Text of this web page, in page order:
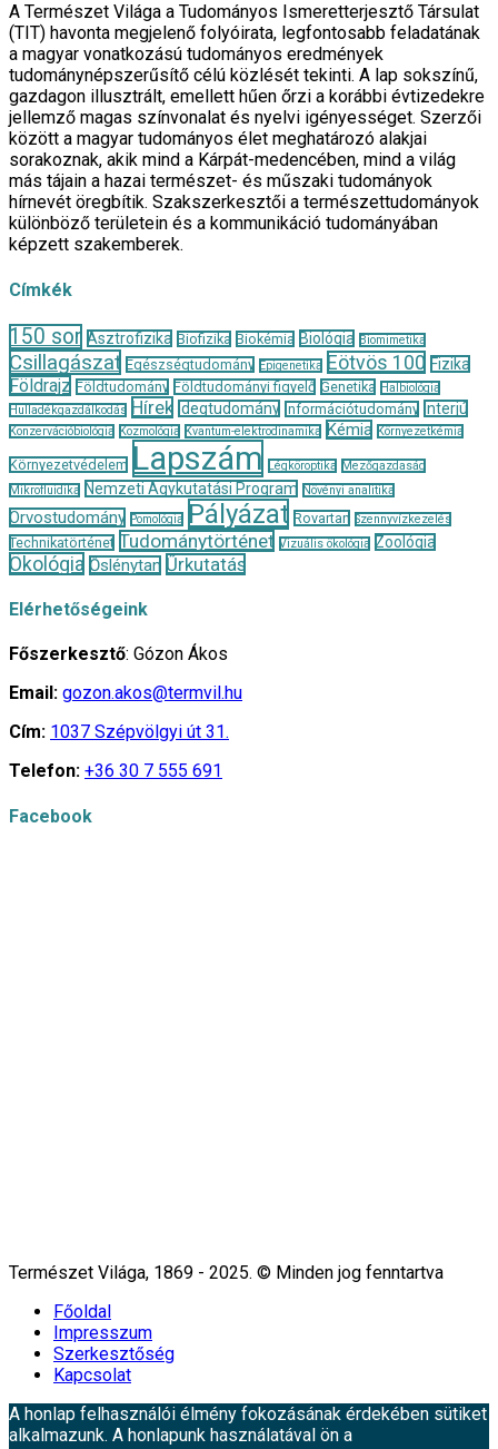
A Természet Világa a Tudományos Ismeretterjesztő Társulat
(TIT) havonta megjelenő folyóirata, legfontosabb feladatának
a magyar vonatkozású tudományos eredmények
tudománynépszerűsítő célú közlését tekinti. A lap sokszínű,
gazdagon illusztrált, emellett hűen őrzi a korábbi évtizedekre
jellemző magas színvonalat és nyelvi igényességet. Szerzői
között a magyar tudományos élet meghatározó alakjai
sorakoznak, akik mind a Kárpát-medencében, mind a világ
más tájain a hazai természet- és műszaki tudományok
hírnevét öregbítik. Szakszerkesztői a természettudományok
különböző területein és a kommunikáció tudományában
képzett szakemberek.
Címkék
150 sor Asztrofizika Biofizika Biokémia Biológia Biomimetika
Csillagászat Egészségtudomány Epigenetika Eötvös 100 Fizika
Földrajz Földtudomány Földtudományi figyelő Genetika
Halbiológia
Hulladékgazdálkodás
Hírek Idegtudomány Információtudomány Interjú
Konzervációbiológia Kozmológia Kvantum-elektrodinamika Kémia Környezetkémia
Környezetvédelem Lapszám Légköroptika
Mezőgazdaság
Mikrofluidika
Nemzeti Agykutatási Program Növényi analitika
Orvostudomány Pomológia Pályázat Rovartan Szennyvízkezelés
Technikatörténet Tudománytörténet Vizuális ökológia Zoológia
Ökológia Őslénytan Űrkutatás
Elérhetőségeink
Főszerkesztő: Gózon Ákos
Email: gozon.akos@termvil.hu
Cím: 1037 Szépvölgyi út 31.
Telefon: +36 30 7 555 691
Facebook
Természet Világa, 1869 - 2025. © Minden jog fenntartva
Főoldal
Impresszum
Szerkesztőség
Kapcsolat
A honlap felhasználói élmény fokozásának érdekében sütiket
alkalmazunk. A honlapunk használatával ön a